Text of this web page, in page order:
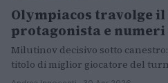
Olympiacos travolge
protagonista e numeri
Milutinov decisivo sotto
titolo di miglior giocatore del